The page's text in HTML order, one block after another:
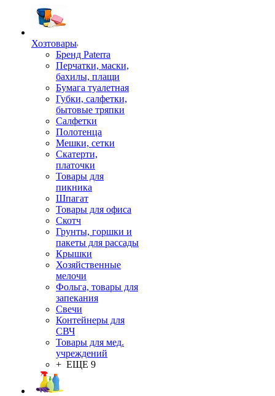
Хозтовары
Бренд Paterra
Перчатки, маски,
бахилы, плащи
Бумага туалетная
Губки, салфетки,
бытовые тряпки
Салфетки
Полотенца
Мешки, сетки
Скатерти,
платочки
Товары для
пикника
Шпагат
Товары для офиса
Скотч
Грунты, горшки и
пакеты для рассады
Крышки
Хозяйственные
мелочи
Фольга, товары для
запекания
Свечи
Контейнеры для
СВЧ
Товары для мед.
учреждений
+ ЕЩЕ 9